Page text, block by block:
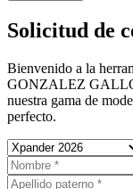
Solicitud de
Bienvenido a la
GONZALEZ
nuestra gama de
perfecto.